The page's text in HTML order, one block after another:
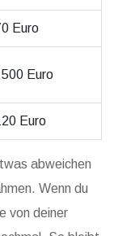
Euro
Euro
Euro
abweichen
Wenn du
von deiner